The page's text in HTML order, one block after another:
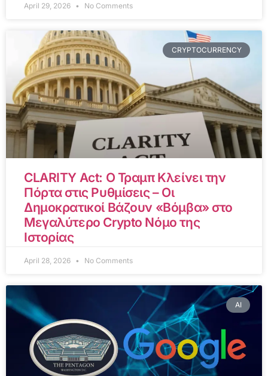
April 29, 2026 No Comments
CRYPTOCURRENCY
CLARITY Act: Ο Τραμπ Κλείνει την
Πόρτα στις Ρυθμίσεις – Οι
Δημοκρατικοί Βάζουν «Βόμβα» στο
Μεγαλύτερο Crypto Νόμο της
Ιστορίας
April 28, 2026 No Comments
AI